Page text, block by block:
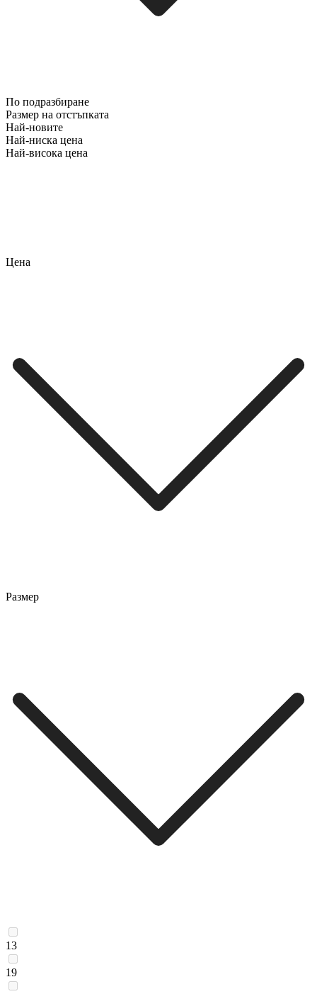
По подразбиране
Размер на отстъпката
Най-новите
Най-ниска цена
Най-висока цена
Цена
Размер
13
19